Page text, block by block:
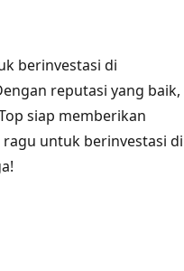
berinvestasi di
reputasi yang baik,
siap memberikan
ragu untuk berinvestasi di